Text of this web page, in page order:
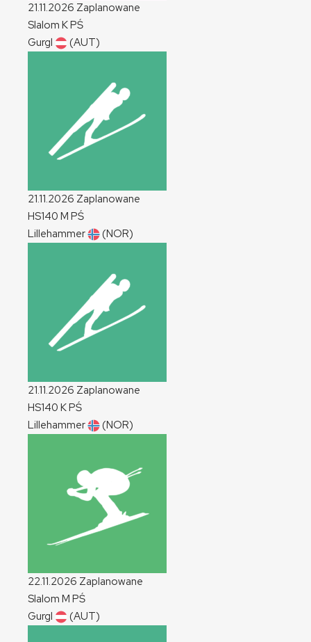
21.11.2026 Zaplanowane
Slalom KPŚ
Gurgl
(AUT)
21.11.2026 Zaplanowane
HS140 M PŚ
Lillehammer
(NOR)
21.11.2026 Zaplanowane
HS140 KPŚ
Lillehammer
(NOR)
22.11.2026 Zaplanowane
Slalom M PŚ
Gurgl
(AUT)